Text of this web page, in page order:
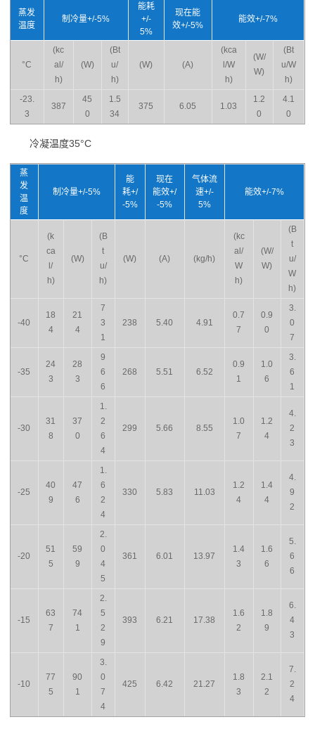
蒸发
温度
制冷量+/-5%
能耗
+/-
5%
现在能
效+/-5%
能效+/-7%
°C
(kc
al/
h)
(W)
(Bt
u/
h)
(W) (A)
(kca
l/W
h)
(W/
W)
(Bt
u/W
h)
-23.
3
387
45
0
1.5
34
375 6.05 1.03
1.2
0
4.1
0
冷凝温度35°C
蒸
发
温
度
制冷量+/-5%
能
耗+/
-5%
现在
能效+/
-5%
气体流
速+/-
5%
能效+/-7%
°C
(k
ca
l/
h)
(W)
(B
t
u/
h)
(W) (A) (kg/h)
(kc
al/
W
h)
(W/
W)
(B
t
u/
W
h)
-40
18
4
21
4
7
3
1
238 5.40 4.91
0.7
7
0.9
0
3.
0
7
-35
24
3
28
3
9
6
6
268 5.51 6.52
0.9
1
1.0
6
3.
6
1
-30
31
8
37
0
1.
2
6
4
299 5.66 8.55
1.0
7
1.2
4
4.
2
3
-25
40
9
47
6
1.
6
2
4
330 5.83 11.03
1.2
4
1.4
4
4.
9
2
-20
51
5
59
9
2.
0
4
5
361 6.01 13.97
1.4
3
1.6
6
5.
6
6
-15
63
7
74
1
2.
5
2
9
393 6.21 17.38
1.6
2
1.8
9
6.
4
3
-10
77
5
90
1
3.
0
7
4
425 6.42 21.27
1.8
3
2.1
2
7.
2
4